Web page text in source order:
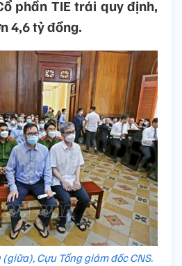
phần TIE trái quy định,
4,6 tỷ đồng.
Cựu Tổng giám đốc CNS.